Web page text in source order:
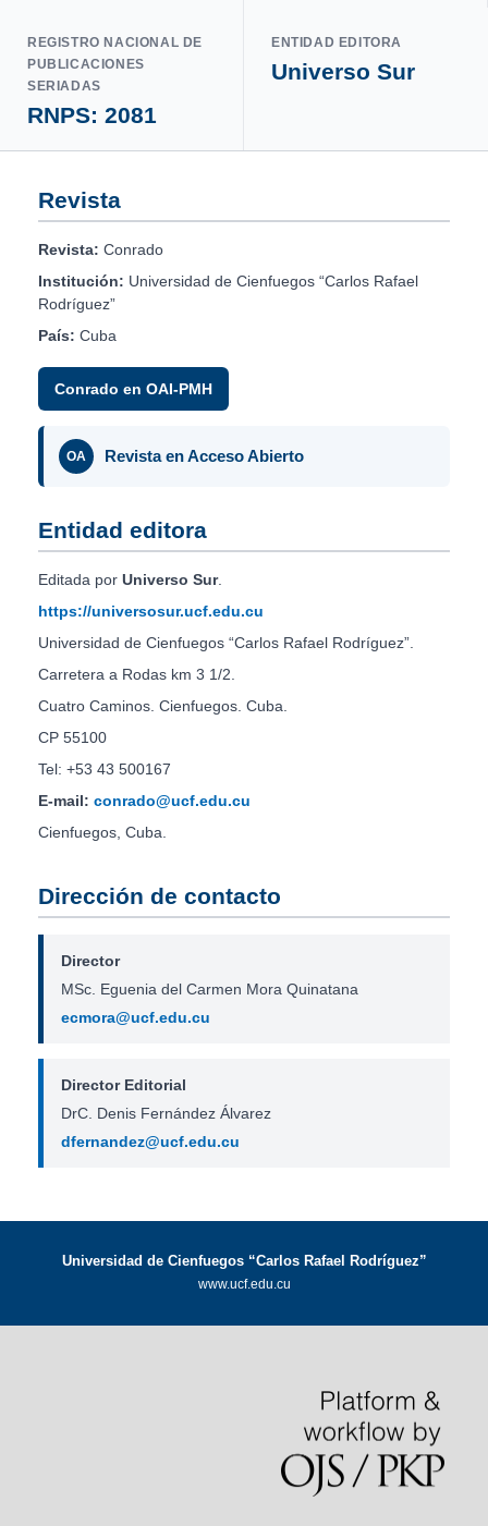
REGISTRO NACIONAL DE
PUBLICACIONES
SERIADAS
RNPS: 2081
ENTIDAD EDITORA
Universo Sur
Revista
Revista: Conrado
Institución: Universidad de Cienfuegos “Carlos Rafael
Rodríguez”
País: Cuba
Conrado en OAI-PMH
OA Revista en Acceso Abierto
Entidad editora
Editada por Universo Sur.
https://universosur.ucf.edu.cu
Universidad de Cienfuegos “Carlos Rafael Rodríguez”.
Carretera a Rodas km 3 1/2.
Cuatro Caminos. Cienfuegos. Cuba.
CP 55100
Tel: +53 43 500167
E-mail: conrado@ucf.edu.cu
Cienfuegos, Cuba.
Dirección de contacto
Director
MSc. Eguenia del Carmen Mora Quinatana
ecmora@ucf.edu.cu
Director Editorial
DrC. Denis Fernández Álvarez
dfernandez@ucf.edu.cu
Universidad de Cienfuegos “Carlos Rafael Rodríguez”
www.ucf.edu.cu